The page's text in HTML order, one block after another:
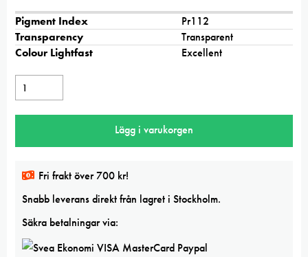
Pigment Index
Pr112
Transparency
Transparent
Colour Lightfast
Excellent
Charbonnel
Cardinal
Red
ink
Lägg i varukorgen
Fri frakt över 700 kr!
Snabb leverans direkt från lagret i Stockholm.
Säkra betalningar via: